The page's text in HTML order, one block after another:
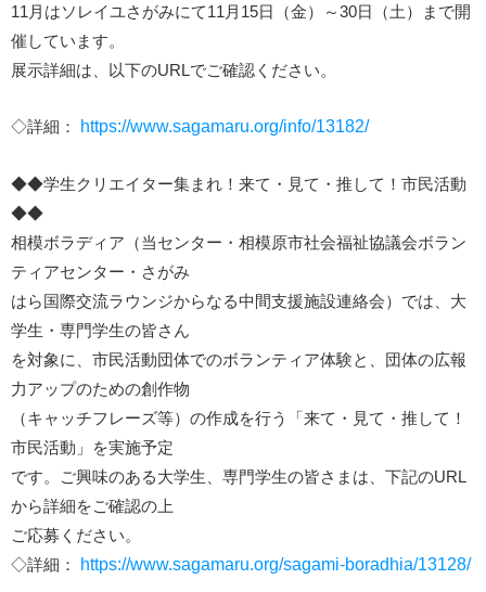
11月はソレイユさがみにて11月15日（金）～30日（土）まで開
催しています。
展示詳細は、以下のURLでご確認ください。
◇詳細： https://www.sagamaru.org/info/13182/
◆◆学生クリエイター集まれ！来て・見て・推して！市民活動
◆◆
相模ボラディア（当センター・相模原市社会福祉協議会ボラン
ティアセンター・さがみ
はら国際交流ラウンジからなる中間支援施設連絡会）では、大
学生・専門学生の皆さん
を対象に、市民活動団体でのボランティア体験と、団体の広報
力アップのための創作物
（キャッチフレーズ等）の作成を行う「来て・見て・推して！
市民活動」を実施予定
です。ご興味のある大学生、専門学生の皆さまは、下記のURL
から詳細をご確認の上
ご応募ください。
◇詳細：
https://www.sagamaru.org/sagami-boradhia/13128/